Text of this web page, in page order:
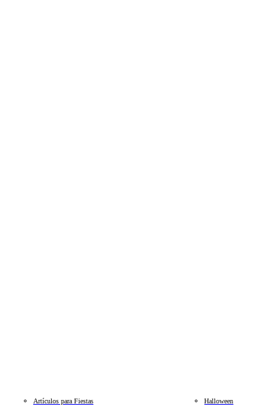
Artículos para Fiestas Halloween